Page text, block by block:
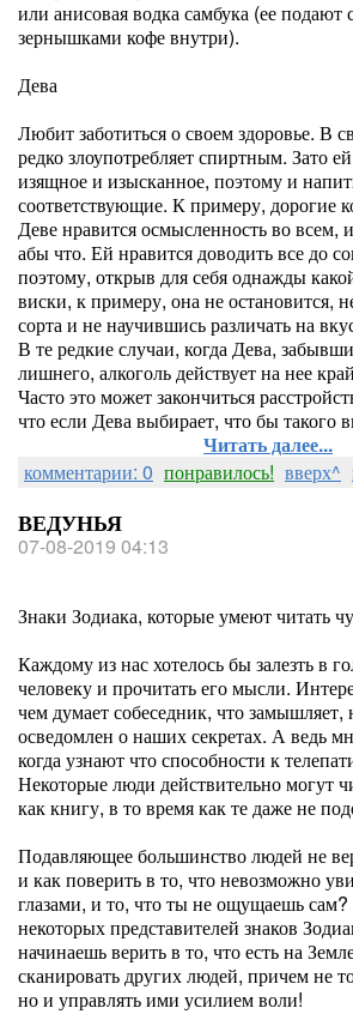
или анисовая водка самбука (ее подают
зернышками кофе внутри).
Дева
Любит заботиться о своем здоровье. В
редко злоупотребляет спиртным. Зато
изящное и изысканное, поэтому и
соответствующие. К примеру, дорогие
Деве нравится осмысленность во всем,
абы что. Ей нравится доводить все до
поэтому, открыв для себя однажды
виски, к примеру, она не остановится,
сорта и не научившись различать на
В те редкие случаи, когда Дева,
лишнего, алкоголь действует на нее
Часто это может закончиться
что если Дева выбирает, что бы такого
Читать далее...
комментарии: 0 понравилось! вверх^
ВЕДУНЬЯ
07-08-2019 04:13
Знаки Зодиака, которые умеют читать
Каждому из нас хотелось бы залезть в
человеку и прочитать его мысли.
чем думает собеседник, что замышляет,
осведомлен о наших секретах. А ведь
когда узнают что способности к
Некоторые люди действительно могут
как книгу, в то время как те даже не
Подавляющее большинство людей не
и как поверить в то, что невозможно
глазами, и то, что ты не ощущаешь
некоторых представителей знаков
начинаешь верить в то, что есть на
сканировать других людей, причем не
но и управлять ими усилием воли!